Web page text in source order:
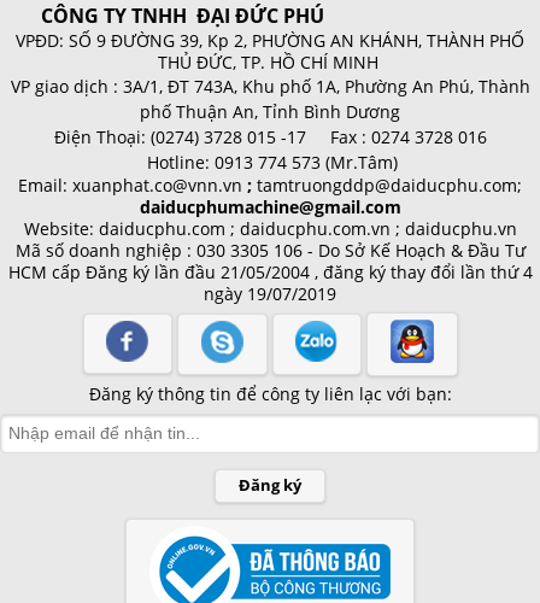
CÔNG TY TNHH ĐẠI ĐỨC PHÚ
VPĐD: SỐ 9 ĐƯỜNG 39, Kp 2, PHƯỜNG AN KHÁNH, THÀNH PHỐ
THỦ ĐỨC, TP. HỒ CHÍ MINH
VP giao dịch : 3A/1, ĐT 743A, Khu phố 1A, Phường An Phú, Thành
phố Thuận An, Tỉnh Bình Dương
Điện Thoại: (0274) 3728 015 -17 Fax : 0274 3728 016
Hotline: 0913 774 573 (Mr.Tâm)
Email: xuanphat.co@vnn.vn ; tamtruongddp@daiducphu.com;
daiducphumachine@gmail.com
Website: daiducphu.com ; daiducphu.com.vn ; daiducphu.vn
Mã số doanh nghiệp : 030 3305 106 - Do Sở Kế Hoạch & Đầu Tư
HCM cấp Đăng ký lần đầu 21/05/2004 , đăng ký thay đổi lần thứ 4
ngày 19/07/2019
Đăng ký thông tin để công ty liên lạc với bạn:
Đăng ký